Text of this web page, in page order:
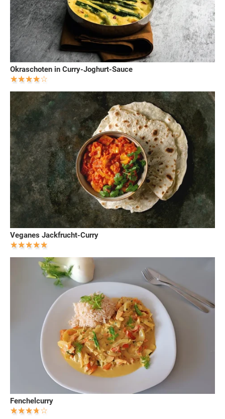
Okraschoten in Curry-Joghurt-Sauce
Veganes Jackfrucht-Curry
Fenchelcurry